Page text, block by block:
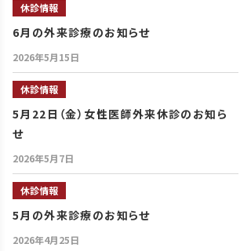
休診情報
6月の外来診療のお知らせ
2026年5月15日
休診情報
5月22日（金）女性医師外来休診のお知ら
せ
2026年5月7日
休診情報
5月の外来診療のお知らせ
2026年4月25日